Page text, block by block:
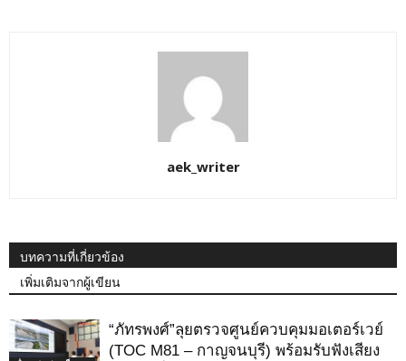
aek_writer
บทความที่เกี่ยวข้อง
เพิ่มเติมจากผู้เขียน
“ภัทรพงศ์”ลุยตรวจศูนย์ควบคุมมอเตอร์เวย์
(TOC M81 – กาญจนบุรี)​ พร้อมรับฟังเสียง